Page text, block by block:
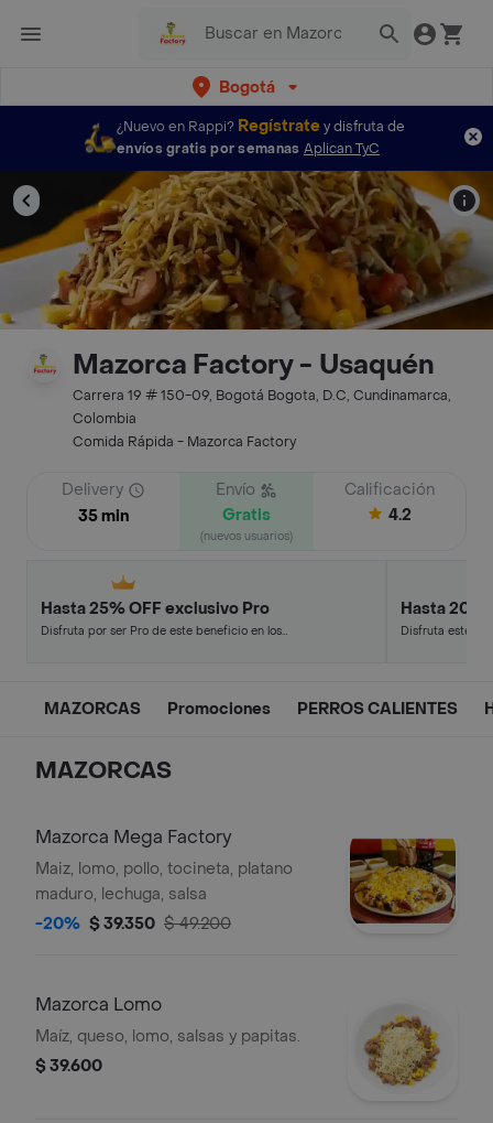
Bogotá
¿Nuevo en Rappi? Regístratey disfruta de
envíos gratis por semanas Aplican TyC
Mazorca Factory - Usaquén
Carrera 19 # 150-09, Bogotá Bogota, D.C, Cundinamarca,
Colombia
Comida Rápida - Mazorca Factory
Delivery
35 min
Envío
Gratis
(nuevos usuarios)
Calificación
4.2
Hasta 25% OFF exclusivo Pro
Disfruta por ser Pro de este beneficio en los
Hasta 20%
Disfruta este
MAZORCAS Promociones PERROS CALIENTES
MAZORCAS
Mazorca Mega Factory
Maiz, lomo, pollo, tocineta, platano
maduro, lechuga, salsa
-20% $ 39.350 $ 49.200
Mazorca Lomo
Maíz, queso, lomo, salsas y papitas.
$ 39.600